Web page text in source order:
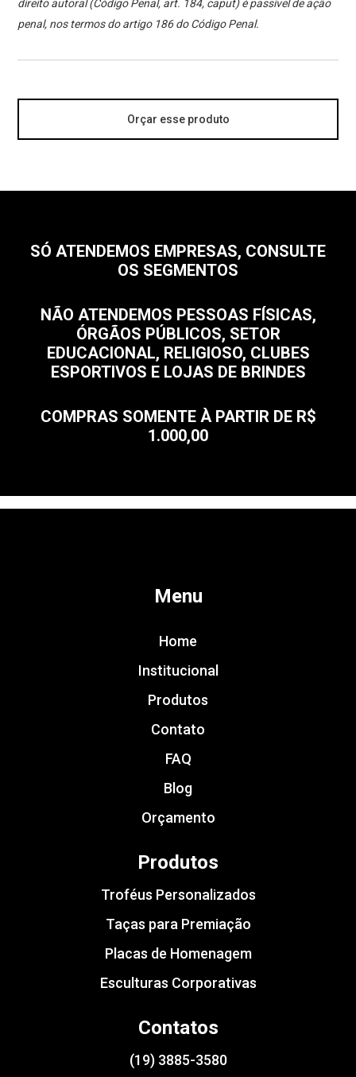
direito autoral (Código Penal, art. 184, caput) é passível de ação
penal, nos termos do artigo 186 do Código Penal.
Orçar esse produto
SÓ ATENDEMOS EMPRESAS, CONSULTE
OS SEGMENTOS
NÃO ATENDEMOS PESSOAS FÍSICAS,
ÓRGÃOS PÚBLICOS, SETOR
EDUCACIONAL, RELIGIOSO, CLUBES
ESPORTIVOS E LOJAS DE BRINDES
COMPRAS SOMENTE À PARTIR DE R$
1.000,00
Menu
Home
Institucional
Produtos
Contato
FAQ
Blog
Orçamento
Produtos
Troféus Personalizados
Taças para Premiação
Placas de Homenagem
Esculturas Corporativas
Contatos
(19) 3885-3580